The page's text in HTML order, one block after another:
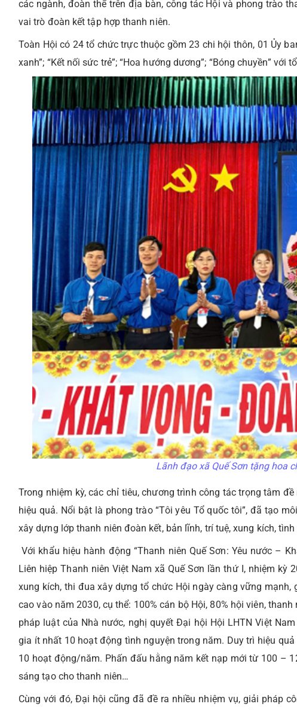
các ngành, đoàn thể trên địa bàn, công tác Hội và phong trào
vai trò đoàn kết tập hợp thanh niên.
Toàn Hội có 24 tổ chức trực thuộc gồm 23 chi hội thôn, 01 Ủy
xanh”; “Kết nối sức trẻ”; “Hoa hướng dương”; “Bóng chuyền” với
Lãnh đạo xã Quế Sơn tặng hoa
Trong nhiệm kỳ, các chỉ tiêu, chương trình công tác trọng tâm
hiệu quả. Nổi bật là phong trào “Tôi yêu Tổ quốc tôi”, đã tạo
xây dựng lớp thanh niên đoàn kết, bản lĩnh, trí tuệ, xung kích, tình
Với khẩu hiệu hành động “Thanh niên Quế Sơn: Yêu nước –
Liên hiệp Thanh niên Việt Nam xã Quế Sơn lần thứ I, nhiệm
xung kích, thi đua xây dựng tổ chức Hội ngày càng vững
cao vào năm 2030, cụ thể: 100% cán bộ Hội, 80% hội viên,
pháp luật của Nhà nước, nghị quyết Đại hội Hội LHTN Việt
gia ít nhất 10 hoạt động tình nguyện trong năm. Duy trì hiệu
10 hoạt động/năm. Phấn đấu hằng năm kết nạp mới từ 100 –
sáng tạo cho thanh niên…
Cùng với đó, Đại hội cũng đã đề ra nhiều nhiệm vụ, giải pháp